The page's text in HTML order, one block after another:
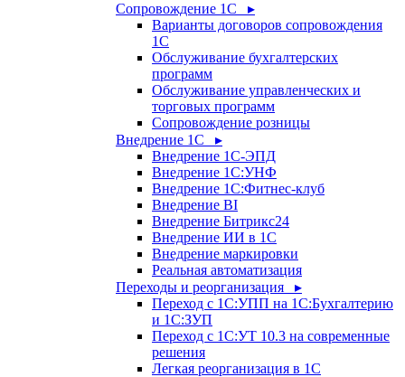
Сопровождение 1С ▸
Варианты договоров сопровождения
1С
Обслуживание бухгалтерских
программ
Обслуживание управленческих и
торговых программ
Сопровождение розницы
Внедрение 1С ▸
Внедрение 1С-ЭПД
Внедрение 1С:УНФ
Внедрение 1С:Фитнес-клуб
Внедрение BI
Внедрение Битрикс24
Внедрение ИИ в 1С
Внедрение маркировки
Реальная автоматизация
Переходы и реорганизация ▸
Переход с 1С:УПП на 1С:Бухгалтерию
и 1С:ЗУП
Переход с 1С:УТ 10.3 на современные
решения
Легкая реорганизация в 1С